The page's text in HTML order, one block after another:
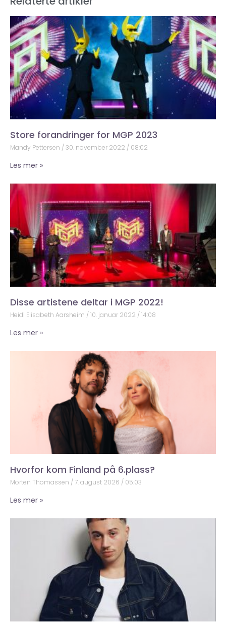
Store forandringer for MGP 2023
Mandy Pettersen 30. november 2022 08:02
Les mer »
Disse artistene deltar i MGP 2022!
Heidi Elisabeth Aarsheim 10. januar 2022 14:08
Les mer »
Hvorfor kom Finland på 6.plass?
Morten Thomassen 7. august 2026 05:03
Les mer »